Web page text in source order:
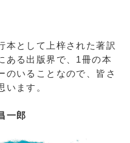
本として上梓された著訳
ある出版界で、1冊の本
のいることなので、皆さ
います。
一郎